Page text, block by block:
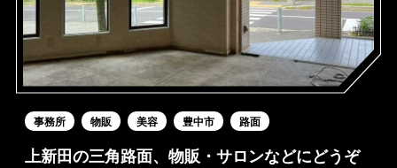
事務所 物販 美容 豊中市 路面
上新田の三角路面、物販・サロンなどにどうぞ